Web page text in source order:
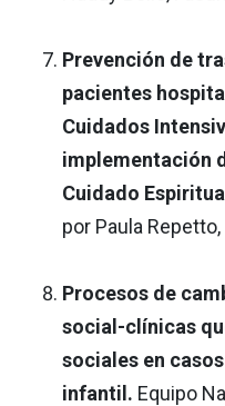
Prevención de
pacientes
Cuidados
implementación
Cuidado
por Paula
Procesos de
social-clínicas
sociales en
infantil. Equipo